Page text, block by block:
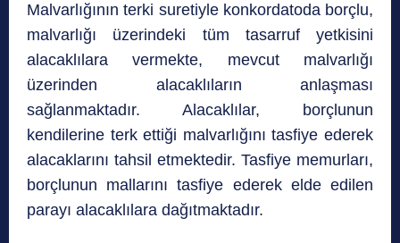
Malvarlığının terki suretiyle konkordatoda borçlu,
malvarlığı üzerindeki tüm tasarruf yetkisini
alacaklılara vermekte, mevcut malvarlığı
üzerinden alacaklıların anlaşması
sağlanmaktadır. Alacaklılar, borçlunun
kendilerine terk ettiği malvarlığını tasfiye ederek
alacaklarını tahsil etmektedir. Tasfiye memurları,
borçlunun mallarını tasfiye ederek elde edilen
parayı alacaklılara dağıtmaktadır.